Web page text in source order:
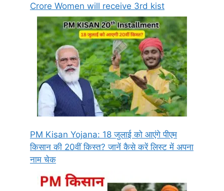
Crore Women will receive 3rd kist
PM Kisan Yojana: 18 जुलाई को आएंगे पीएम
किसान की 20वीं किस्त? जानें कैसे करें लिस्ट में अपना
नाम चेक